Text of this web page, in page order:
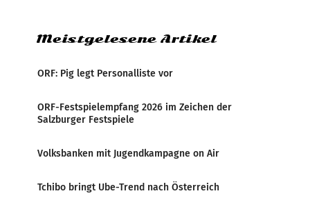
Meistgelesene Artikel
ORF: Pig legt Personalliste vor
ORF-Festspielempfang 2026 im Zeichen der
Salzburger Festspiele
Volksbanken mit Jugendkampagne on Air
Tchibo bringt Ube-Trend nach Österreich